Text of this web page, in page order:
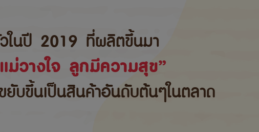
วในปี 2019 ที่ผลิตขึ้นมา
วางใจ ลูกมีความสุข”
ยับขึ้นเป็นสินค้าอันดับต้นๆในตลาด